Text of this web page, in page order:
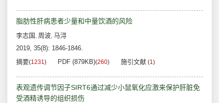
脂肪性肝病患者少量和中量饮酒的风险
李志国 , 周波, 马浔
2019, 35(8): 1846-1846.
摘要(1231) PDF (879KB)(260) 施引文献 (1)
表观遗传调节因子SIRT6通过减少小鼠氧化应激来保护肝脏免
受酒精诱导的组织损伤